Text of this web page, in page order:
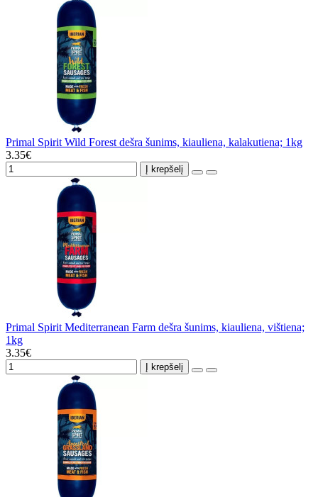
Primal Spirit Wild Forest dešra šunims, kiauliena, kalakutiena; 1kg
3.35€
Į krepšelį
Primal Spirit Mediterranean Farm dešra šunims, kiauliena, vištiena;
1kg
3.35€
Į krepšelį